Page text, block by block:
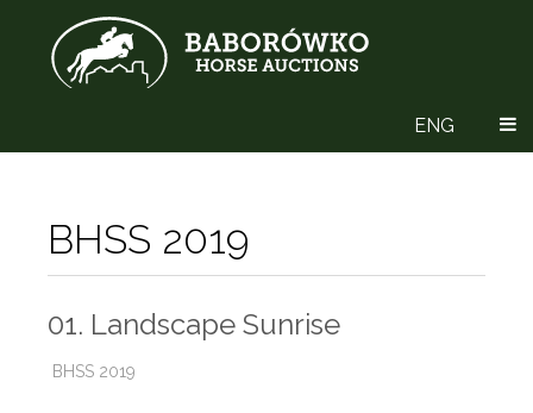
ENG
BHSS 2019
01. Landscape Sunrise
BHSS 2019